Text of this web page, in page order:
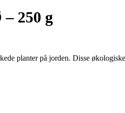
250 g
planter på jorden. Disse